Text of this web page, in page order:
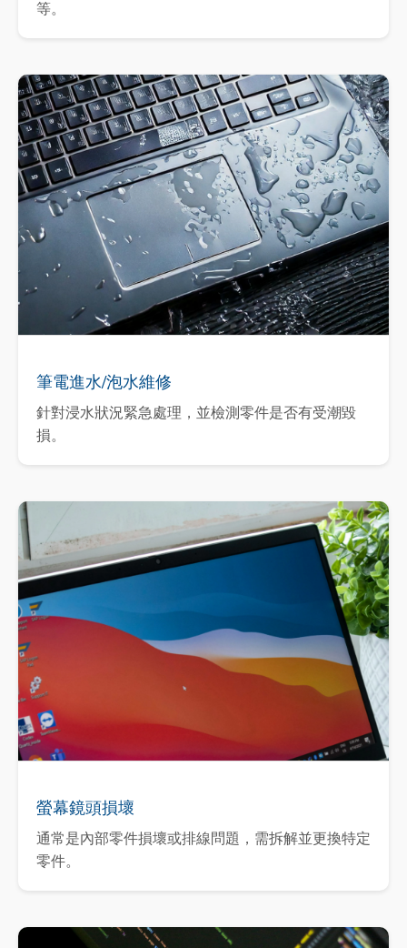
等。
筆電進水/泡水維修
針對浸水狀況緊急處理，並檢測零件是否有受潮毀
損。
螢幕鏡頭損壞
通常是內部零件損壞或排線問題，需拆解並更換特定
零件。